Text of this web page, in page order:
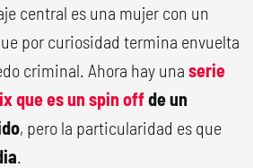
central es una mujer con un
por curiosidad termina envuelta
criminal. Ahora hay una serie
que es un spin offde un
, pero la particularidad es que
.